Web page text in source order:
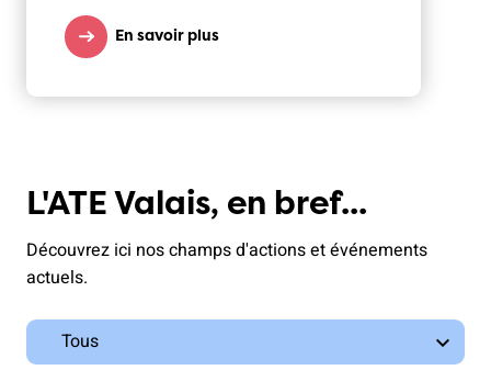
En savoir plus
L'ATE Valais, en bref...
Découvrez ici nos champs d'actions et événements
actuels.